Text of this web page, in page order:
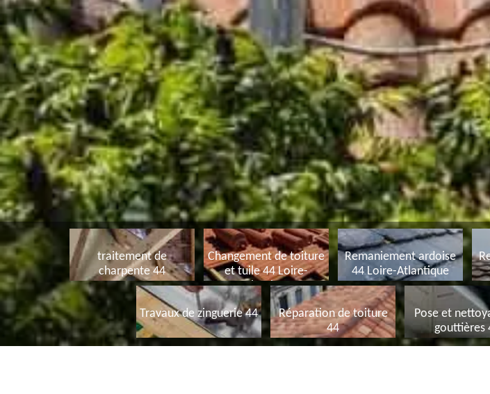
traitement de
charpente 44
Changement de toiture
et tuile 44 Loire-
Atlantique
Remaniement ardoise
44 Loire-Atlantique
Travaux de zinguerie 44
Réparation de toiture
44
Pose et
gouttières